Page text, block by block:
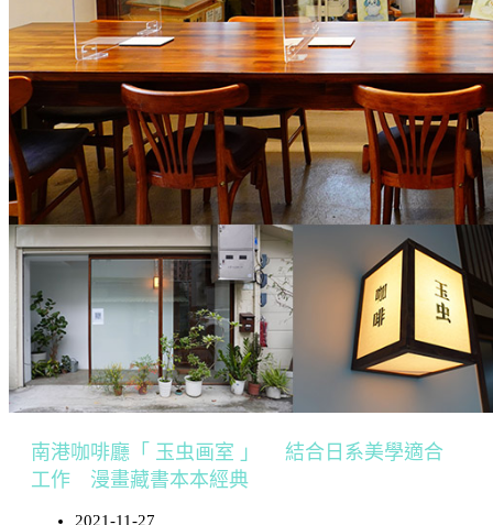
南港咖啡廳「 玉虫画室 」 結合日系美學適合
工作 漫畫藏書本本經典
2021-11-27